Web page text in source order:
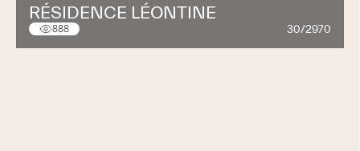
RÉSIDENCE LÉONTINE
888 30/2970